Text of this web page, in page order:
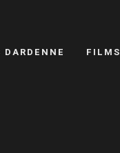
DARDENNE FILMS